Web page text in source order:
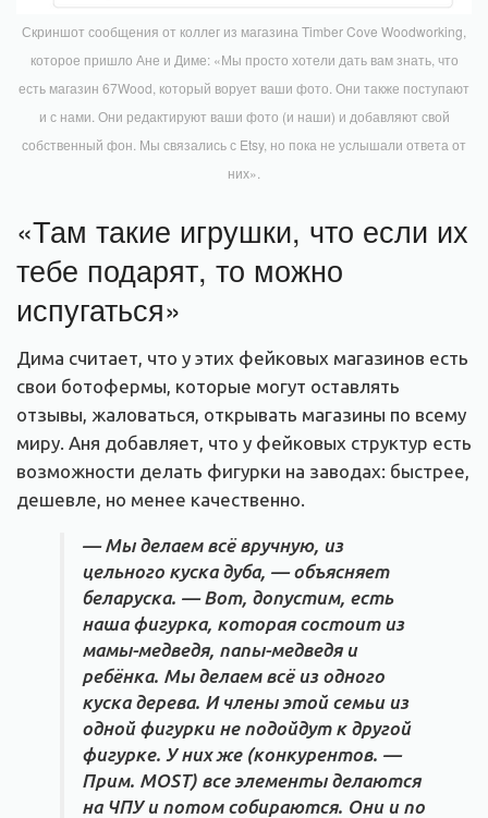
Скриншот сообщения от коллег из магазина Timber Cove Woodworking,
которое пришло Ане и Диме: «Мы просто хотели дать вам знать, что
есть магазин 67Wood, который ворует ваши фото. Они также поступают
и с нами. Они редактируют ваши фото (и наши) и добавляют свой
собственный фон. Мы связались с Etsy, но пока не услышали ответа от
них».
«Там такие игрушки, что если их
тебе подарят, то можно
испугаться»
Дима считает, что у этих фейковых магазинов есть
свои ботофермы, которые могут оставлять
отзывы, жаловаться, открывать магазины по всему
миру. Аня добавляет, что у фейковых структур есть
возможности делать фигурки на заводах: быстрее,
дешевле, но менее качественно.
— Мы делаем всё вручную, из
цельного куска дуба, — объясняет
беларуска. — Вот, допустим, есть
наша фигурка, которая состоит из
мамы-медведя, папы-медведя и
ребёнка. Мы делаем всё из одного
куска дерева. И члены этой семьи из
одной фигурки не подойдут к другой
фигурке. У них же (конкурентов. —
Прим. MOST) все элементы делаются
на ЧПУ и потом собираются. Они и по